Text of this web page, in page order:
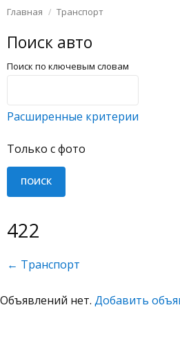
Главная Транспорт
Поиск авто
Поиск по ключевым словам
Расширенные критерии
Только с фото
422
← Транспорт
Объявлений нет. Добавить